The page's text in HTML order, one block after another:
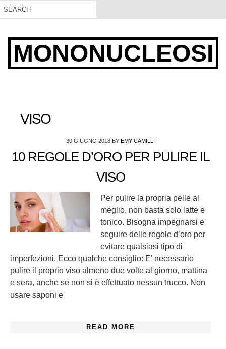
MONONUCLEOSI
VISO
30 GIUGNO 2018 BY EMY CAMILLI
10 REGOLE D’ORO PER PULIRE IL
VISO
Per pulire la propria pelle al
meglio, non basta solo latte e
tonico. Bisogna impegnarsi e
seguire delle regole d’oro per
evitare qualsiasi tipo di
imperfezioni. Ecco qualche consiglio: E’ necessario
pulire il proprio viso almeno due volte al giorno, mattina
e sera, anche se non si è effettuato nessun trucco. Non
usare saponi e
READ MORE